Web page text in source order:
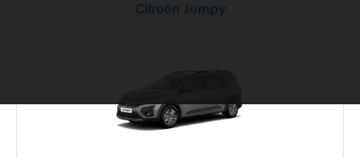
Citroën Jumpy